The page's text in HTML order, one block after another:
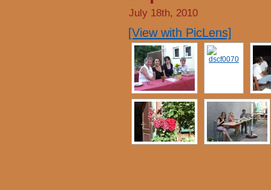
July 18th, 2010
[View with PicLens]